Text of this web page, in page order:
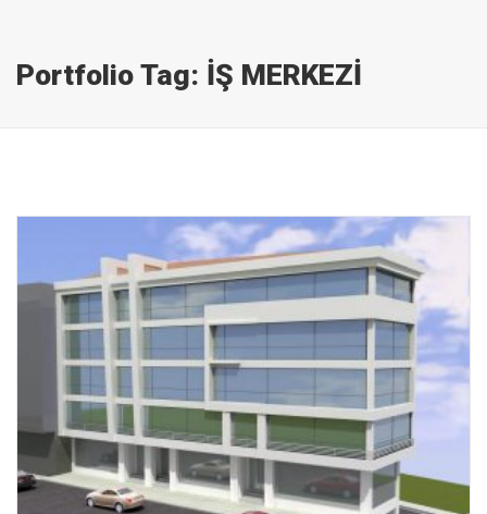
Portfolio Tag: İŞ MERKEZİ